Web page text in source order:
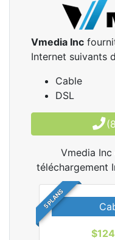
Vmedia Inc
Internet suivants
Cable
DSL
Vmedia
téléchargement
5 PLANS